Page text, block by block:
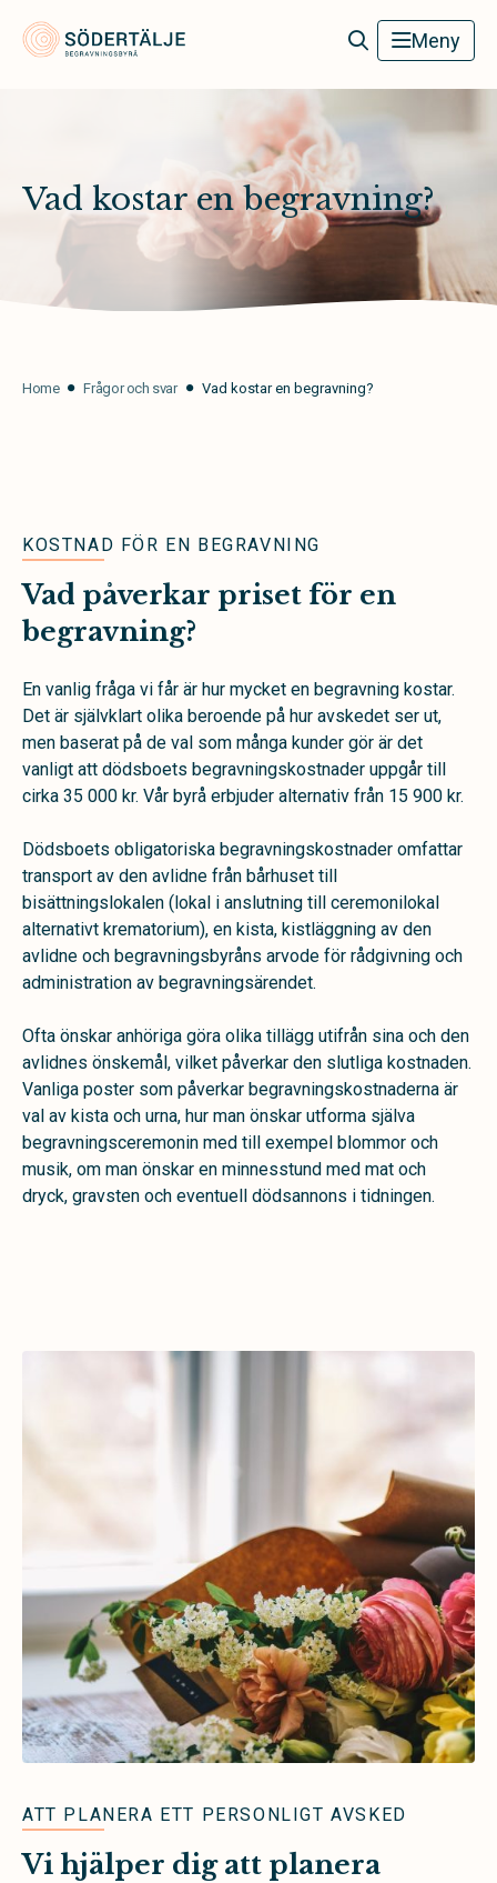
Södertälje Begravningsbyrå Meny
Vad kostar en begravning?
Home Frågor och svar Vad kostar en begravning?
KOSTNAD FÖR EN BEGRAVNING
Vad påverkar priset för en
begravning?
En vanlig fråga vi får är hur mycket en begravning kostar.
Det är självklart olika beroende på hur avskedet ser ut,
men baserat på de val som många kunder gör är det
vanligt att dödsboets begravningskostnader uppgår till
cirka 35 000 kr. Vår byrå erbjuder alternativ från 15 900 kr.
Dödsboets obligatoriska begravningskostnader omfattar
transport av den avlidne från bårhuset till
bisättningslokalen (lokal i anslutning till ceremonilokal
alternativt krematorium), en kista, kistläggning av den
avlidne och begravningsbyråns arvode för rådgivning och
administration av begravningsärendet.
Ofta önskar anhöriga göra olika tillägg utifrån sina och den
avlidnes önskemål, vilket påverkar den slutliga kostnaden.
Vanliga poster som påverkar begravningskostnaderna är
val av kista och urna, hur man önskar utforma själva
begravningsceremonin med till exempel blommor och
musik, om man önskar en minnesstund med mat och
dryck, gravsten och eventuell dödsannons i tidningen.
ATT PLANERA ETT PERSONLIGT AVSKED
Vi hjälper dig att planera